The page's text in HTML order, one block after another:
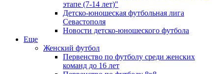
этапе (7-14 лет)"
Детско-юношеская футбольная лига
Севастополя
Новости детско-юношеского футбола
Еще
Женский футбол
Первенство по футболу среди женских
команд до 16 лет